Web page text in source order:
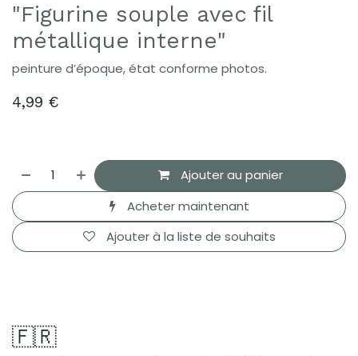
"Figurine souple avec fil
métallique interne"
peinture d’époque, état conforme photos.
4,99 €
Ajouter au panier
Acheter maintenant
Ajouter à la liste de souhaits
🇫🇷